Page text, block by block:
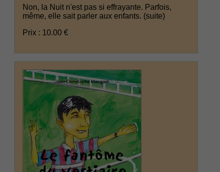
Non, la Nuit n'est pas si effrayante. Parfois,
même, elle sait parler aux enfants. (suite)
Prix : 10.00 €